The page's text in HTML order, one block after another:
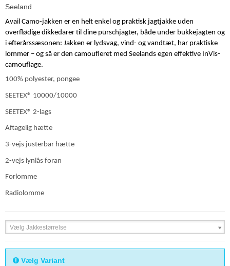
Seeland
Avail Camo-jakken er en helt enkel og praktisk jagtjakke uden
overflødige dikkedarer til dine pürschjagter, både under bukkejagten og
i efterårssæsonen: Jakken er lydsvag, vind- og vandtæt, har praktiske
lommer – og så er den camoufleret med Seelands egen effektive InVis-
camouflage.
100% polyester, pongee
SEETEX® 10000/10000
SEETEX® 2-lags
Aftagelig hætte
3-vejs justerbar hætte
2-vejs lynlås foran
Forlomme
Radiolomme
Vælg Jakkestørrelse
Vælg Variant